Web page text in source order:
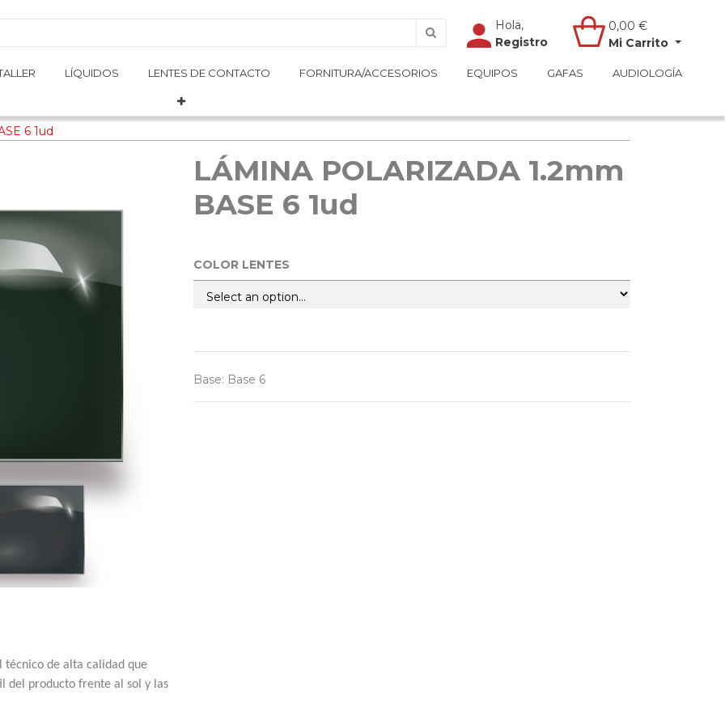
Hola,
Registro
0,00 €
Mi Carrito
LÍQUIDOS LENTES DE CONTACTO FORNITURA/ACCESORIOS EQUIPOS GAFAS AUDIOLOGÍA
Hola,
Registro
0,00 €
Mi Carrito
LÍQUIDOS LENTES DE CONTACTO FORNITURA/ACCESORIOS EQUIPOS GAFAS AUDIOLOGÍA
6 1ud
técnico de alta calidad que
del producto frente al sol y las
LÁMINA POLARIZADA 1.2mm
BASE 6 1ud
COLOR LENTES
Base: Base 6